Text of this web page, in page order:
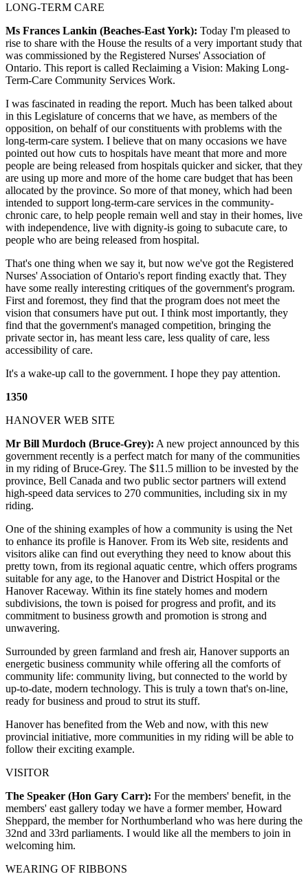
LONG-TERM CARE
Ms Frances Lankin (Beaches-East York): Today I'm pleased to
rise to share with the House the results of a very important study that
was commissioned by the Registered Nurses' Association of
Ontario. This report is called Reclaiming a Vision: Making Long-
Term-Care Community Services Work.
I was fascinated in reading the report. Much has been talked about
in this Legislature of concerns that we have, as members of the
opposition, on behalf of our constituents with problems with the
long-term-care system. I believe that on many occasions we have
pointed out how cuts to hospitals have meant that more and more
people are being released from hospitals quicker and sicker, that they
are using up more and more of the home care budget that has been
allocated by the province. So more of that money, which had been
intended to support long-term-care services in the community-
chronic care, to help people remain well and stay in their homes, live
with independence, live with dignity-is going to subacute care, to
people who are being released from hospital.
That's one thing when we say it, but now we've got the Registered
Nurses' Association of Ontario's report finding exactly that. They
have some really interesting critiques of the government's program.
First and foremost, they find that the program does not meet the
vision that consumers have put out. I think most importantly, they
find that the government's managed competition, bringing the
private sector in, has meant less care, less quality of care, less
accessibility of care.
It's a wake-up call to the government. I hope they pay attention.
1350
HANOVER WEB SITE
Mr Bill Murdoch (Bruce-Grey): A new project announced by this
government recently is a perfect match for many of the communities
in my riding of Bruce-Grey. The $11.5 million to be invested by the
province, Bell Canada and two public sector partners will extend
high-speed data services to 270 communities, including six in my
riding.
One of the shining examples of how a community is using the Net
to enhance its profile is Hanover. From its Web site, residents and
visitors alike can find out everything they need to know about this
pretty town, from its regional aquatic centre, which offers programs
suitable for any age, to the Hanover and District Hospital or the
Hanover Raceway. Within its fine stately homes and modern
subdivisions, the town is poised for progress and profit, and its
commitment to business growth and promotion is strong and
unwavering.
Surrounded by green farmland and fresh air, Hanover supports an
energetic business community while offering all the comforts of
community life: community living, but connected to the world by
up-to-date, modern technology. This is truly a town that's on-line,
ready for business and proud to strut its stuff.
Hanover has benefited from the Web and now, with this new
provincial initiative, more communities in my riding will be able to
follow their exciting example.
VISITOR
The Speaker (Hon Gary Carr): For the members' benefit, in the
members' east gallery today we have a former member, Howard
Sheppard, the member for Northumberland who was here during the
32nd and 33rd parliaments. I would like all the members to join in
welcoming him.
WEARING OF RIBBONS